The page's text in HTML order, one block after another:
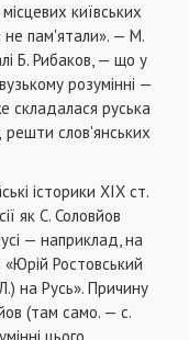
київських
не пам'ятали». — М.
Б. Рибаков, — що у
розумінні —
складалася руська
решти слов'янських
історики XIX ст.
як С. Соловйов
— наприклад, на
Ростовський
на Русь». Причину
(там само. — с.